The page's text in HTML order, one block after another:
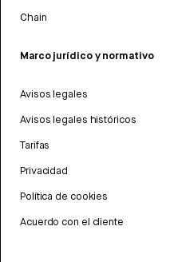
Chain
Marco jurídico y normativo
Avisos legales
Avisos legales históricos
Tarifas
Privacidad
Política de cookies
Acuerdo con el cliente